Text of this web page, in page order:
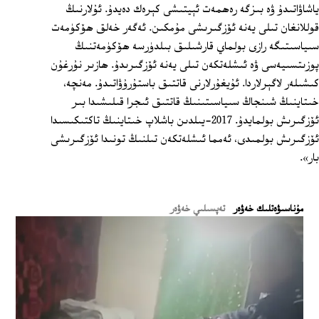
ياشاۋاتىدۇ ۋە بىزگە رەھمەت ئېيتىشى كېرەك دەيدۇ. ئۇلارنىڭ
قوللانغان تىلى يەنە ئۆزگىرىشى مۇمكىن. ئەگەر خەلق ھۆكۈمەت
سىياسىتىگە رازى بولماي قارشىلىق بىلدۈرسە ھۆكۈمەتنىڭ
پوزىتسىيەسى ۋە ئىشلەتكەن تىلى يەنە ئۆزگىرىدۇ. ھازىر نۇرغۇن
كىشىلەر لاگېرلاردا. ئۇيغۇرلارنى قاتتىق باستۇرۇۋاتىدۇ. مەنچە،
خىتاينىڭ شىنجاڭ سىياسىتىنىڭ قاتتىق ئىجرا قىلىشىدا بىر
ئۆزگىرىش بولمايدۇ. 2017-يىلدىن باشلاپ خىتاينىڭ تاكتىكىسىدا
ئۆزگىرىش بولمىدى، ئەمما ئىشلەتكەن تىلنىڭ تونىدا ئۆزگىرىشى
بار».
ﻣﯘﻧﺎﺳﯩﯟﻩﺗﻠﯩﻚ ﺧﻪﯞﻩﺭ تەپسىلىي خەۋەر